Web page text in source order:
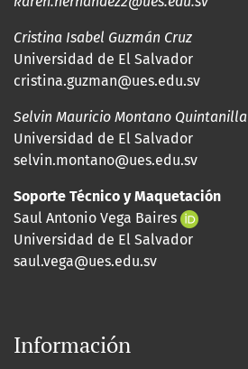
Cristina Isabel Guzmán Cruz
Universidad de El Salvador
cristina.guzman@ues.edu.sv
Selvin Mauricio Montano Quintanilla
Universidad de El Salvador
selvin.montano@ues.edu.sv
Soporte Técnico y Maquetación
Saul Antonio Vega Baires
Universidad de El Salvador
saul.vega@ues.edu.sv
Información